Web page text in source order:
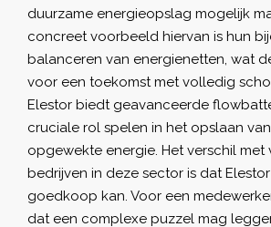
duurzame energieopslag mogelijk
concreet voorbeeld hiervan is hun
balanceren van energienetten, wat
voor een toekomst met volledig
Elestor biedt geavanceerde
cruciale rol spelen in het opslaan
opgewekte energie. Het verschil met
bedrijven in deze sector is dat
goedkoop kan. Voor een
dat een complexe puzzel mag